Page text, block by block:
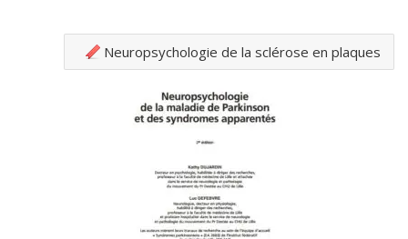
Neuropsychologie de la sclérose en plaques